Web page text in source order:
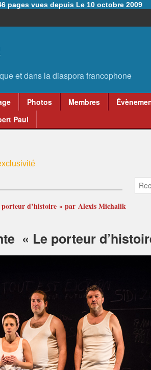
pages vues depuis Le 10 octobre 2009
Photos Membres
Paul
d’histoire » par Alexis Michalik
« Le porteur